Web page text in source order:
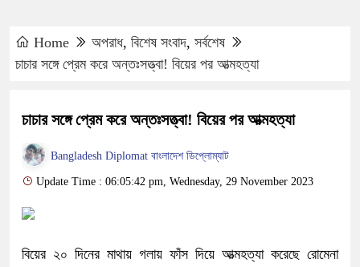
Home অপরাধ, বিশেষ সংবাদ, সর্বশেষ
চাচার সঙ্গে প্রেম করে অন্তঃসত্ত্বা! বিয়ের পর আত্মহত্যা
চাচার সঙ্গে প্রেম করে অন্তঃসত্ত্বা! বিয়ের পর আত্মহত্যা
Bangladesh Diplomat বাংলাদেশ ডিপ্লোম্যাট
Update Time : 06:05:42 pm, Wednesday, 29 November 2023
বিয়ের ২০ দিনের মাথায় গলায় ফাঁস দিয়ে আত্মহত্যা করেছে রোমেনা